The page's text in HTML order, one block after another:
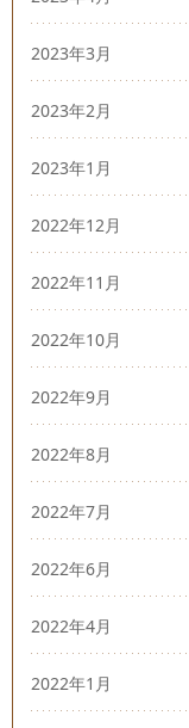
2023年3月
2023年2月
2023年1月
2022年12月
2022年11月
2022年10月
2022年9月
2022年8月
2022年7月
2022年6月
2022年4月
2022年1月